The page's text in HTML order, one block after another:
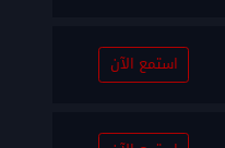
استمع الآن